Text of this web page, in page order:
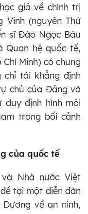
giả về chính trị
Vinh (nguyên Thứ
sĩ Đào Ngọc Báu
Quan hệ quốc tế,
Minh) có chung
chỉ tái khẳng định
chủ của Đảng và
duy định hình môi
trong bối cảnh
của quốc tế
Nhà nước Việt
tại một diễn đàn
về an ninh,